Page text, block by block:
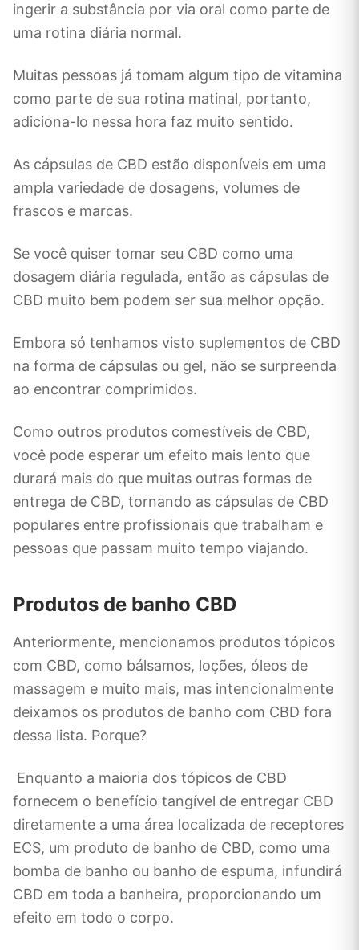
ingerir a substância por via oral como parte de
uma rotina diária normal.
Muitas pessoas já tomam algum tipo de vitamina
como parte de sua rotina matinal, portanto,
adiciona-lo nessa hora faz muito sentido.
As cápsulas de CBD estão disponíveis em uma
ampla variedade de dosagens, volumes de
frascos e marcas.
Se você quiser tomar seu CBD como uma
dosagem diária regulada, então as cápsulas de
CBD muito bem podem ser sua melhor opção.
Embora só tenhamos visto suplementos de CBD
na forma de cápsulas ou gel, não se surpreenda
ao encontrar comprimidos.
Como outros produtos comestíveis de CBD,
você pode esperar um efeito mais lento que
durará mais do que muitas outras formas de
entrega de CBD, tornando as cápsulas de CBD
populares entre profissionais que trabalham e
pessoas que passam muito tempo viajando.
Produtos de banho CBD
Anteriormente, mencionamos produtos tópicos
com CBD, como bálsamos, loções, óleos de
massagem e muito mais, mas intencionalmente
deixamos os produtos de banho com CBD fora
dessa lista. Porque?
Enquanto a maioria dos tópicos de CBD
fornecem o benefício tangível de entregar CBD
diretamente a uma área localizada de receptores
ECS, um produto de banho de CBD, como uma
bomba de banho ou banho de espuma, infundirá
CBD em toda a banheira, proporcionando um
efeito em todo o corpo.